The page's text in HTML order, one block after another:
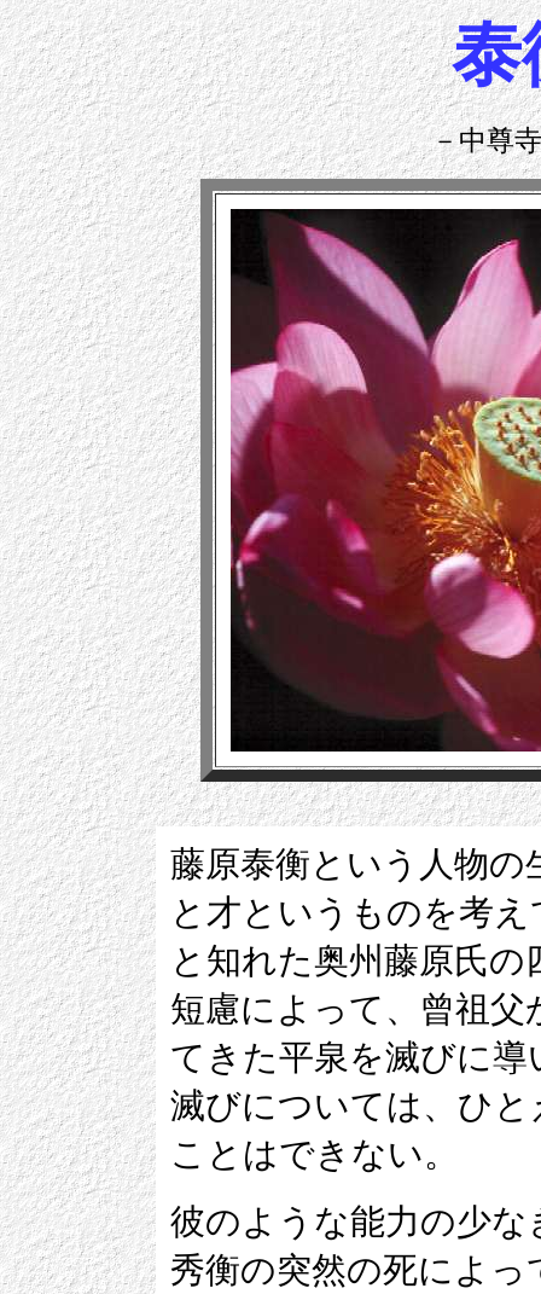
泰
－中尊
藤原泰衡という人物の
と才というものを考
と知れた奥州藤原氏
短慮によって、曾祖
てきた平泉を滅びに
滅びについては、ひ
ことはできない。
彼のような能力の少
秀衡の突然の死によっ